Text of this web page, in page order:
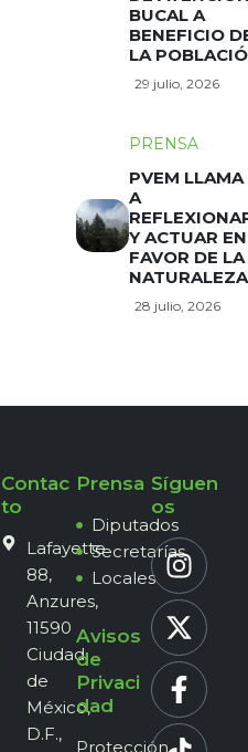
BUCAL A
BENEFICIO
LA
29 julio, 2026
PRENSA
PVEM LLAMA
A
Y ACTUAR EN
FAVOR DE LA
NATURALEZA
28 julio, 2026
Contac
to
Lafayette
88,
Anzures,
11590
Ciudad
de
México,
D.F.,
Prensa
Diputados
Secretarías
Locales
Avisos
de
Privaci
dad
Protección
Síguen
os